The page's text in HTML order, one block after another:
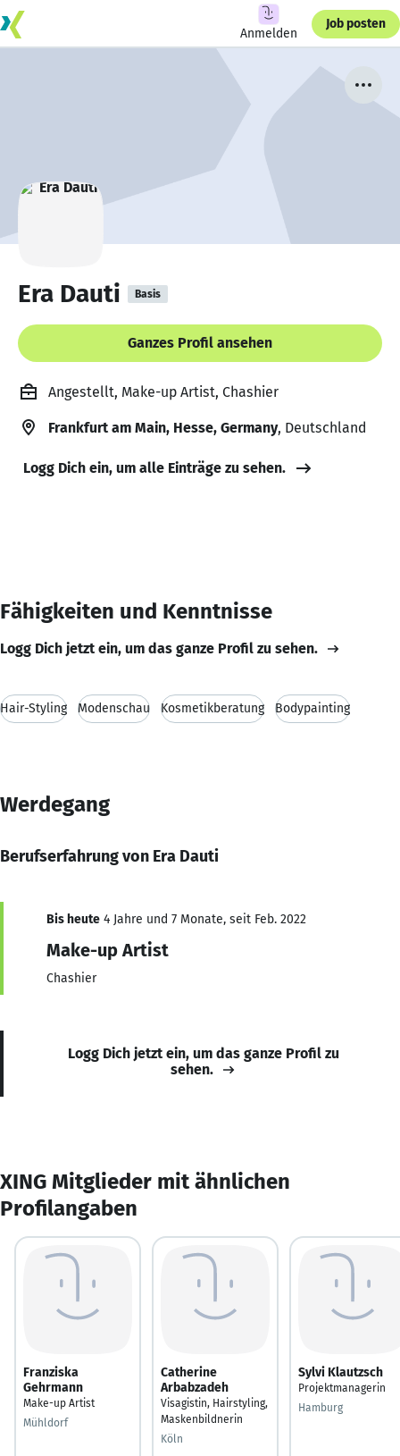
Anmelden
Job posten
Era Dauti Basis
Ganzes Profil ansehen
Angestellt, Make-up Artist, Chashier
Frankfurt am Main, Hesse, Germany, Deutschland
Logg Dich ein, um alle Einträge zu sehen.
Fähigkeiten und Kenntnisse
Logg Dich jetzt ein, um das ganze Profil zu sehen.
Hair-Styling Modenschau Kosmetikberatung Bodypainting
Werdegang
Berufserfahrung von Era Dauti
Bis heute 4 Jahre und 7 Monate, seit Feb. 2022
Make-up Artist
Chashier
Logg Dich jetzt ein, um das ganze Profil zu
sehen.
XING Mitglieder mit ähnlichen
Profilangaben
Franziska
Gehrmann
Make-up Artist
Mühldorf
Catherine
Arbabzadeh
Visagistin, Hairstyling,
Maskenbildnerin
Köln
Sylvi Klautzsch
Projektmanagerin
Hamburg